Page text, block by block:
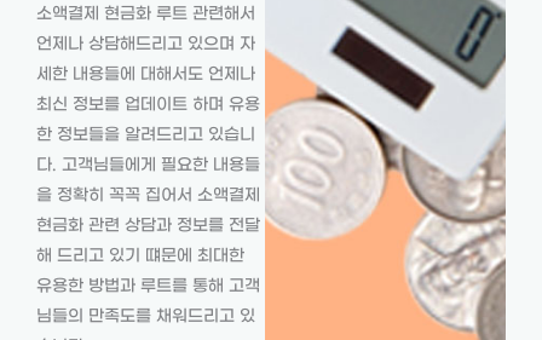
소액결제 현금화 루트 관련해서
언제나 상담해드리고 있으며 자
세한 내용들에 대해서도 언제나
최신 정보를 업데이트 하며 유용
한 정보들을 알려드리고 있습니
다. 고객님들에게 필요한 내용들
을 정확히 꼭꼭 집어서 소액결제
현금화 관련 상담과 정보를 전달
해 드리고 있기 떄문에 최대한
유용한 방법과 루트를 통해 고객
님들의 만족도를 채워드리고 있